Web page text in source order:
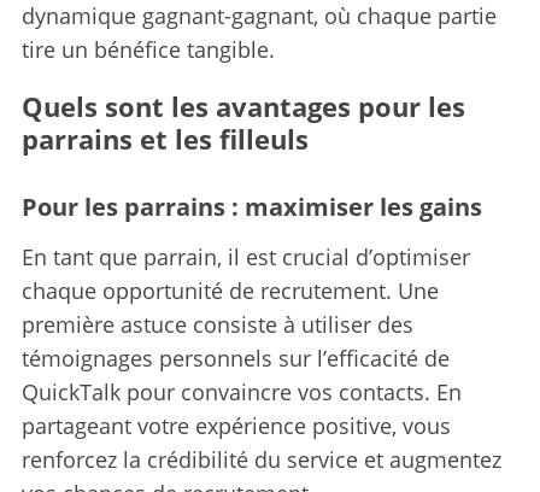
dynamique gagnant-gagnant, où chaque partie
tire un bénéfice tangible.
Quels sont les avantages pour les
parrains et les filleuls
Pour les parrains : maximiser les gains
En tant que parrain, il est crucial d’optimiser
chaque opportunité de recrutement. Une
première astuce consiste à utiliser des
témoignages personnels sur l’efficacité de
QuickTalk pour convaincre vos contacts. En
partageant votre expérience positive, vous
renforcez la crédibilité du service et augmentez